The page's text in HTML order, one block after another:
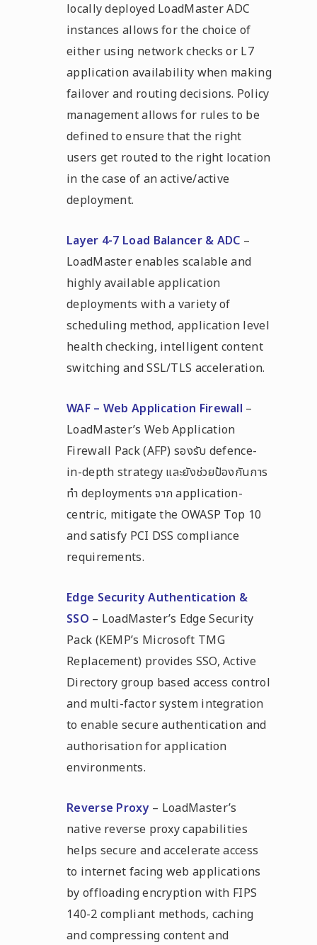
locally deployed LoadMaster ADC
instances allows for the choice of
either using network checks or L7
application availability when making
failover and routing decisions. Policy
management allows for rules to be
defined to ensure that the right
users get routed to the right location
in the case of an active/active
deployment.
Layer 4-7 Load Balancer & ADC –
LoadMaster enables scalable and
highly available application
deployments with a variety of
scheduling method, application level
health checking, intelligent content
switching and SSL/TLS acceleration.
WAF – Web Application Firewall –
LoadMaster’s Web Application
Firewall Pack (AFP) รองรับ defence-
in-depth strategy และยังช่วยป้องกันการ
ทำ deployments จาก application-
centric, mitigate the OWASP Top 10
and satisfy PCI DSS compliance
requirements.
Edge Security Authentication &
SSO – LoadMaster’s Edge Security
Pack (KEMP’s Microsoft TMG
Replacement) provides SSO, Active
Directory group based access control
and multi-factor system integration
to enable secure authentication and
authorisation for application
environments.
Reverse Proxy– LoadMaster’s
native reverse proxy capabilities
helps secure and accelerate access
to internet facing web applications
by offloading encryption with FIPS
140-2 compliant methods, caching
and compressing content and